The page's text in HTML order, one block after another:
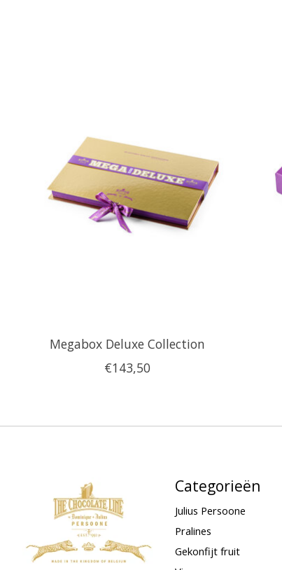
Megabox Deluxe Collection
€143,50
Categorieën
Julius Persoone
Pralines
Gekonfijt fruit